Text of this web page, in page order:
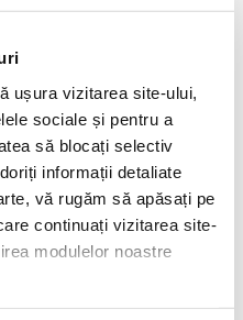
ușura vizitarea site-ului,
sociale și pentru a
să blocați selectiv
informații detaliate
vă rugăm să apăsați pe
continuați vizitarea site-
modulelor noastre